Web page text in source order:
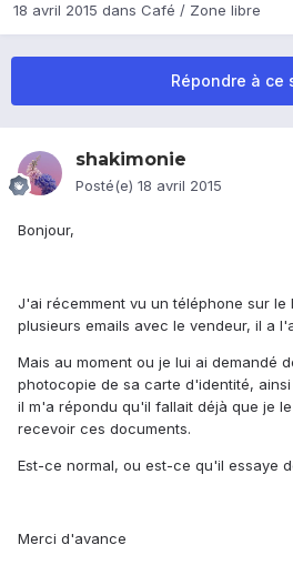
18 avril 2015 dans Café / Zone libre
Répondre à ce
shakimonie
Posté(e) 18 avril 2015
Bonjour,
J'ai récemment vu un téléphone sur
plusieurs emails avec le vendeur, il a
Mais au moment ou je lui ai demandé
photocopie de sa carte d'identité,
il m'a répondu qu'il fallait déjà que je
recevoir ces documents.
Est-ce normal, ou est-ce qu'il essaye
Merci d'avance